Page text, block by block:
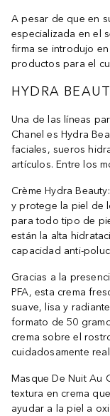
A pesar de que en
especializada en el
firma se introdujo
productos para el
HYDRA
Una de las líneas
Chanel es Hydra
faciales, sueros
artículos. Entre los
Crème Hydra
y protege la piel de
para todo tipo de
están la alta
capacidad anti-
Gracias a la
PFA, esta crema
suave, lisa y
formato de 50
crema sobre el
cuidadosamente
Masque De Nuit Au
textura en crema
ayudar a la piel a